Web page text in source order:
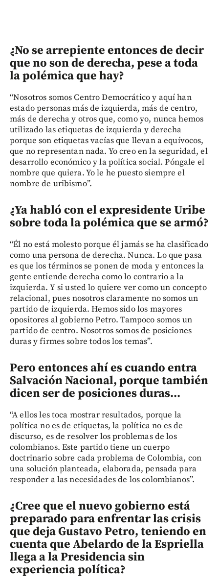
¿No se arrepiente entonces de decir
que no son de derecha, pese a toda
la polémica que hay?
“Nosotros somos Centro Democrático y aquí han
estado personas más de izquierda, más de centro,
más de derecha y otros que, como yo, nunca hemos
utilizado las etiquetas de izquierda y derecha
porque son etiquetas vacías que llevan a equívocos,
que no representan nada. Yo creo en la seguridad, el
desarrollo económico y la política social. Póngale el
nombre que quiera. Yo le he puesto siempre el
nombre de uribismo”.
¿Ya habló con el expresidente Uribe
sobre toda la polémica que se armó?
“Él no está molesto porque él jamás se ha clasificado
como una persona de derecha. Nunca. Lo que pasa
es que los términos se ponen de moda y entonces la
gente entiende derecha como lo contrario a la
izquierda. Y si usted lo quiere ver como un concepto
relacional, pues nosotros claramente no somos un
partido de izquierda. Hemos sido los mayores
opositores al gobierno Petro. Tampoco somos un
partido de centro. Nosotros somos de posiciones
duras y firmes sobre todos los temas”.
Pero entonces ahí es cuando entra
Salvación Nacional, porque también
dicen ser de posiciones duras...
“A ellos les toca mostrar resultados, porque la
política no es de etiquetas, la política no es de
discurso, es de resolver los problemas de los
colombianos. Este partido tiene un cuerpo
doctrinario sobre cada problema de Colombia, con
una solución planteada, elaborada, pensada para
responder a las necesidades de los colombianos”.
¿Cree que el nuevo gobierno está
preparado para enfrentar las crisis
que deja Gustavo Petro, teniendo en
cuenta que Abelardo de la Espriella
llega a la Presidencia sin
experiencia política?